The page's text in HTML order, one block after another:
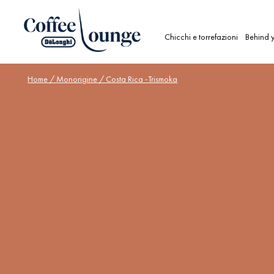
Chicchi e torrefazioni Behind
Home / Monorigine / Costa Rica -Trismoka